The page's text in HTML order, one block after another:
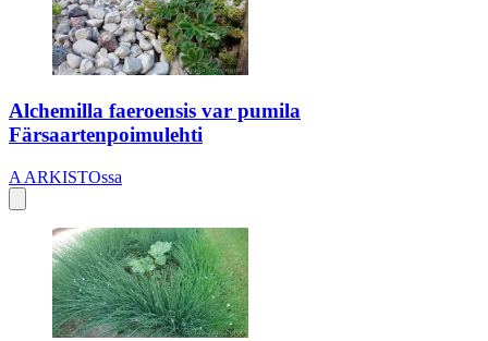
Alchemilla faeroensis var pumila
Färsaartenpoimulehti
A ARKISTOssa